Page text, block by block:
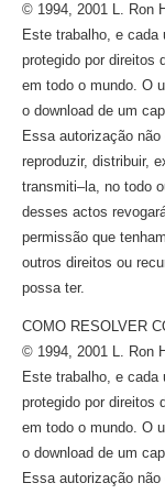
© 1994, 2001 L. Ron
Este trabalho, e
protegido por direitos
em todo o mundo. O
o download de um
Essa autorização
reproduzir, distribuir,
transmiti–la, no todo
desses actos
permissão que
outros direitos ou
possa ter.
COMO RESOLVER
© 1994, 2001 L. Ron
Este trabalho, e
protegido por direitos
em todo o mundo. O
o download de um
Essa autorização